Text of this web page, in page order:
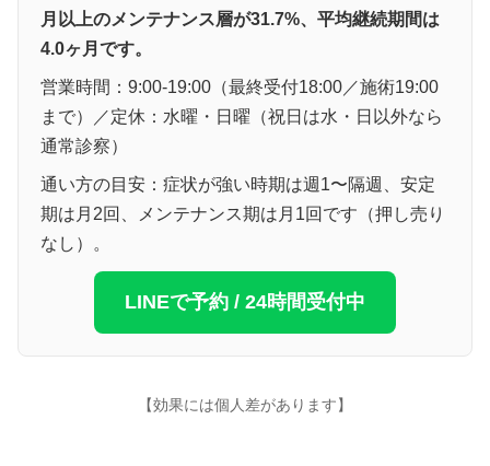
月以上のメンテナンス層が31.7%、平均継続期間は
4.0ヶ月です。
営業時間：9:00-19:00（最終受付18:00／施術19:00
まで）／定休：水曜・日曜（祝日は水・日以外なら
通常診察）
通い方の目安：症状が強い時期は週1〜隔週、安定
期は月2回、メンテナンス期は月1回です（押し売り
なし）。
LINEで予約 / 24時間受付中
【効果には個人差があります】